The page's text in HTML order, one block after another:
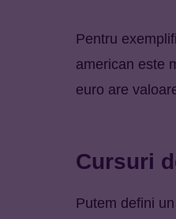
Pentru
american este
euro are
Cursuri
Putem defini